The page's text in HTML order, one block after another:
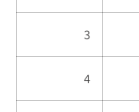
3
4